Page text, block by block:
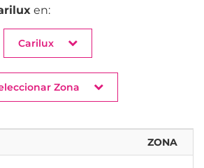
en:
Carilux
Zona
ZONA